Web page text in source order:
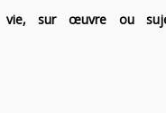
vie, sur œuvre ou